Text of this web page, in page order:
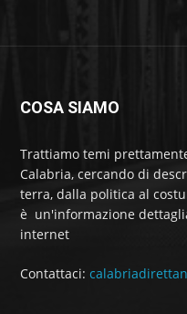
COSA SIAMO
Trattiamo temi
Calabria, cercando di
terra, dalla politica al
è un'informazione
internet
Contattaci: